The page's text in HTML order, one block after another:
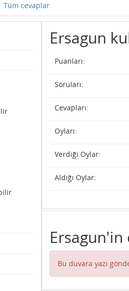
Tüm cevaplar
Ersagun
Puanları:
Soruları:
Cevapları:
Oyları:
Verdiği Oylar:
Aldığı Oylar:
Ersagun'in
Bu duvara yazı